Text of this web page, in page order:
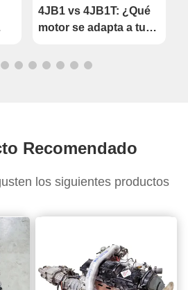
4JB1 vs 4JB1T: ¿Qué
motor se adapta a tu
Recomendado
los siguientes productos